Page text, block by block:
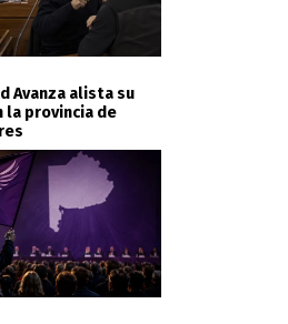
Avanza alista su
la provincia de